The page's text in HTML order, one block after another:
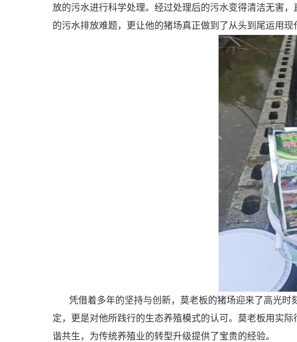
放的污水进行科学处理。经过处理后的污水变得清洁无害
的污水排放难题，更让他的猪场真正做到了从头到尾运用现
凭借着多年的坚持与创新，莫老板的猪场迎来了高光
定，更是对他所践行的生态养殖模式的认可。莫老板用实
谐共生，为传统养殖业的转型升级提供了宝贵的经验。